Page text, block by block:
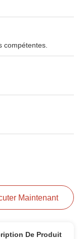
compétentes.
Maintenant
De Produit